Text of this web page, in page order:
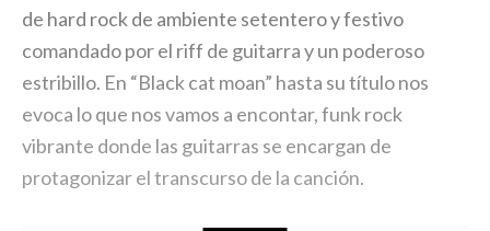
de hard rock de ambiente setentero y festivo
comandado por el riff de guitarra y un poderoso
estribillo. En “Black cat moan” hasta su título nos
evoca lo que nos vamos a encontar, funk rock
vibrante donde las guitarras se encargan de
protagonizar el transcurso de la canción.